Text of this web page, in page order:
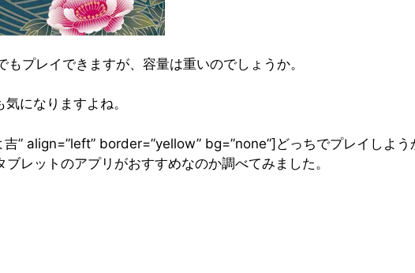
プレイできますが、容量は重いのでしょうか。
になりますよね。
align=”left” border=”yellow” bg=”none”]どっちでプレイしよ
レットのアプリがおすすめなのか調べてみました。